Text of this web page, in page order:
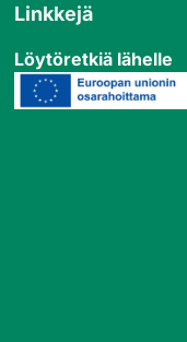
Linkkejä
Löytöretkiä lähelle